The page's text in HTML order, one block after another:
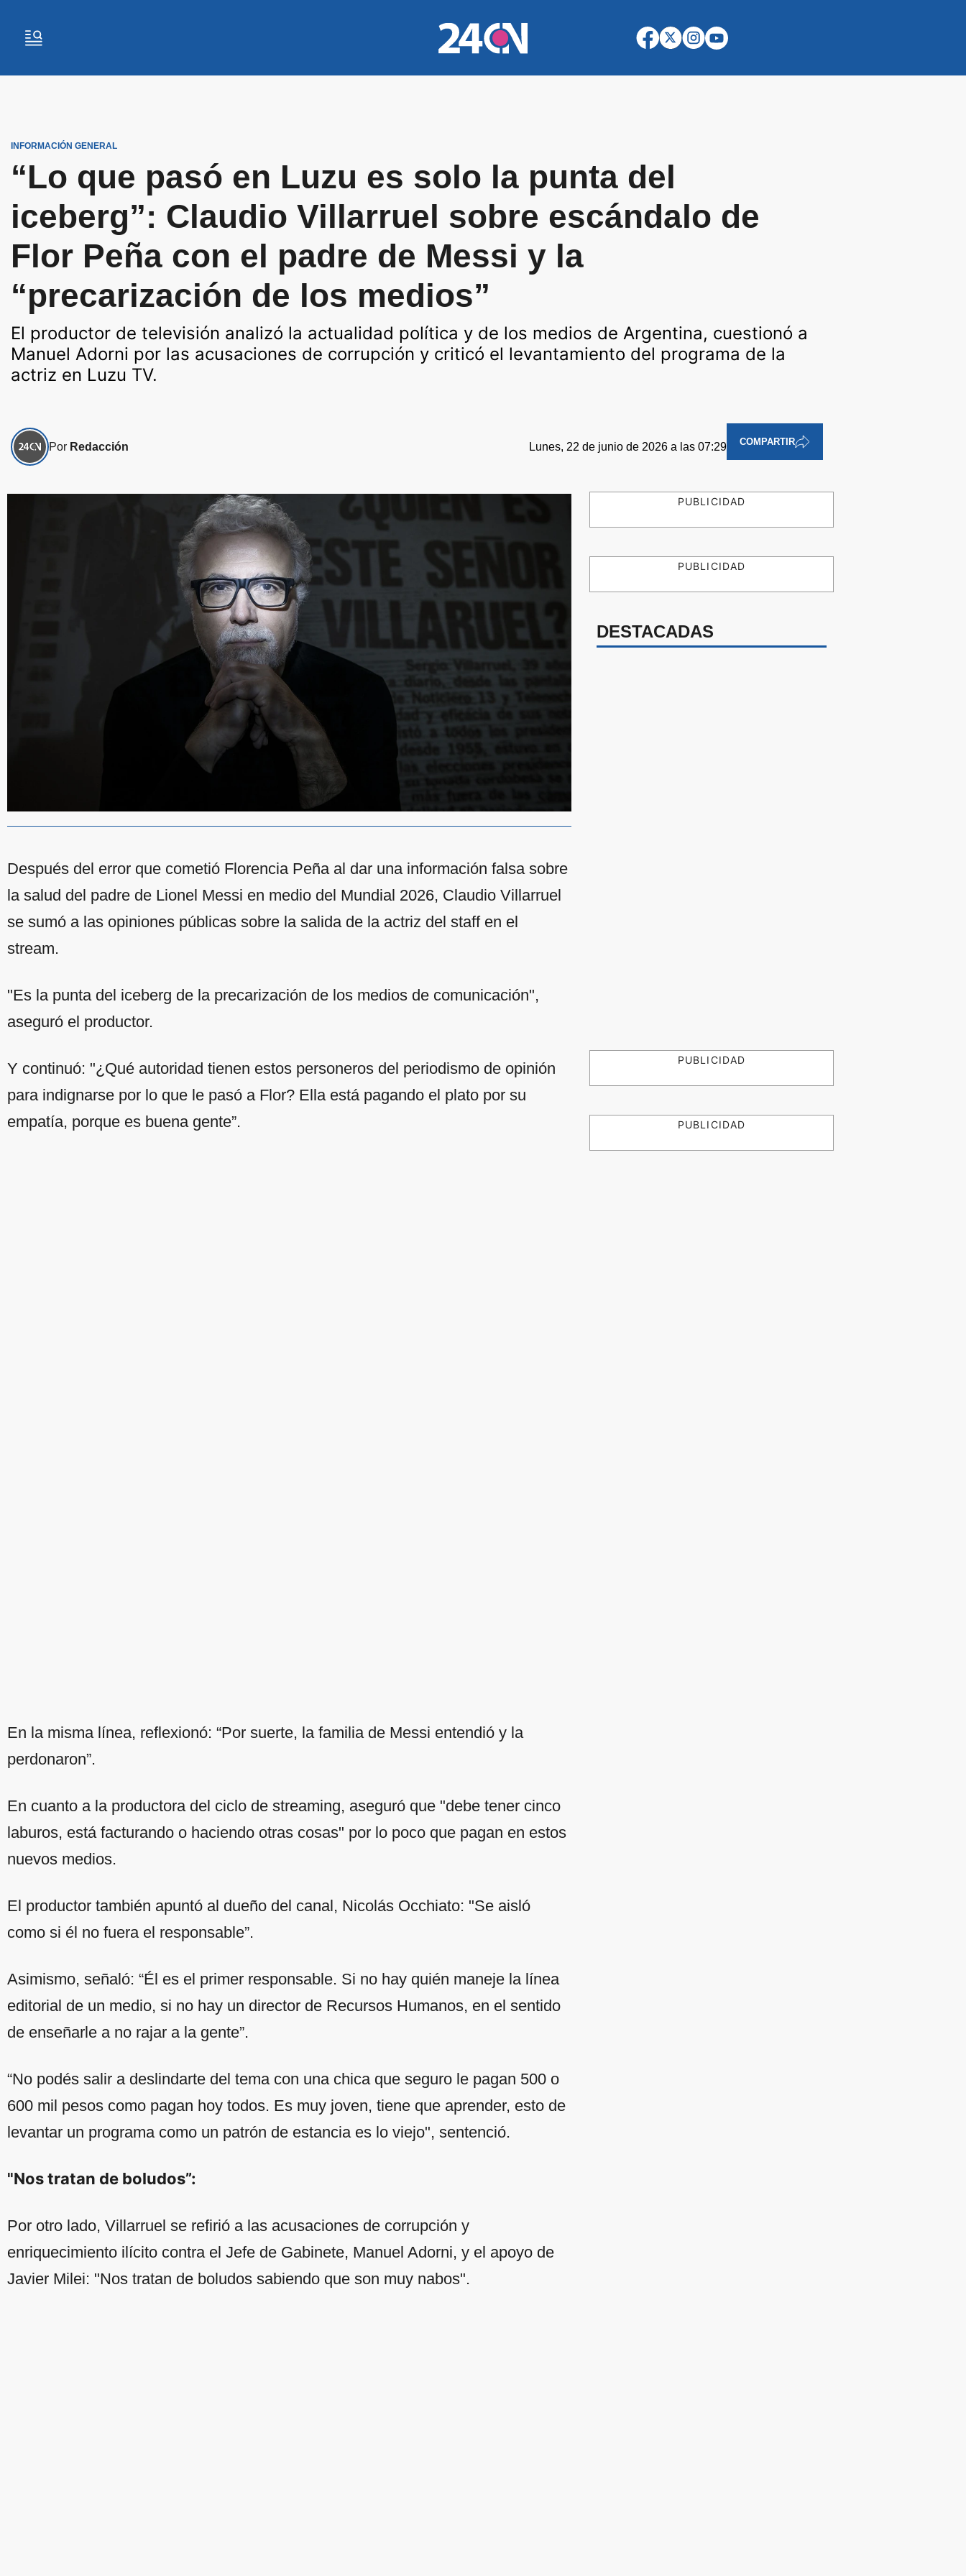
INFORMACIÓN GENERAL
“Lo que pasó en Luzu es solo la punta del
iceberg”: Claudio Villarruel sobre escándalo de
Flor Peña con el padre de Messi y la
“precarización de los medios”
El productor de televisión analizó la actualidad política y de los medios de Argentina, cuestionó a
Manuel Adorni por las acusaciones de corrupción y criticó el levantamiento del programa de la
actriz en Luzu TV.
Por Redacción Lunes, 22 de junio de 2026 a las 07:29 COMPARTIR
Después del error que cometió Florencia Peña al dar una información falsa sobre
la salud del padre de Lionel Messi en medio del Mundial 2026, Claudio Villarruel
se sumó a las opiniones públicas sobre la salida de la actriz del staff en el
stream.
"Es la punta del iceberg de la precarización de los medios de comunicación",
aseguró el productor.
Y continuó: "¿Qué autoridad tienen estos personeros del periodismo de opinión
para indignarse por lo que le pasó a Flor? Ella está pagando el plato por su
empatía, porque es buena gente”.
En la misma línea, reflexionó: “Por suerte, la familia de Messi entendió y la
perdonaron”.
En cuanto a la productora del ciclo de streaming, aseguró que "debe tener cinco
laburos, está facturando o haciendo otras cosas" por lo poco que pagan en estos
nuevos medios.
El productor también apuntó al dueño del canal, Nicolás Occhiato: "Se aisló
como si él no fuera el responsable”.
Asimismo, señaló: “Él es el primer responsable. Si no hay quién maneje la línea
editorial de un medio, si no hay un director de Recursos Humanos, en el sentido
de enseñarle a no rajar a la gente”.
“No podés salir a deslindarte del tema con una chica que seguro le pagan 500 o
600 mil pesos como pagan hoy todos. Es muy joven, tiene que aprender, esto de
levantar un programa como un patrón de estancia es lo viejo", sentenció.
"Nos tratan de boludos”:
Por otro lado, Villarruel se refirió a las acusaciones de corrupción y
enriquecimiento ilícito contra el Jefe de Gabinete, Manuel Adorni, y el apoyo de
Javier Milei: "Nos tratan de boludos sabiendo que son muy nabos".
PUBLICIDAD
PUBLICIDAD
DESTACADAS
PUBLICIDAD
PUBLICIDAD